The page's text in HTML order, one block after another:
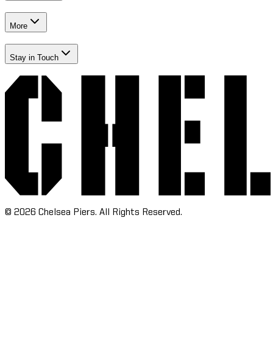
More​​​​‌ ‍ ​‍​‍‌‍ ‌ ​‍‌‍‍‌‌‍‌ ‌‍‍‌‌‍ ‍​‍​‍​ ‍‍​‍​‍‌ ​ ‌‍​‌‌‍ ‍‌‍‍‌‌ ‌​‌ ‍‌​‍ ‍‌‍‍‌‌‍ ​‍​‍​‍ ​​‍​‍‌‍‍​‌ ​‍‌‍‌‌‌‍‌‍​‍​‍​ ‍‍​‍​‍‌‍‍​‌ ‌​‌ ‌​‌ ​​‌ ​ ​ ‍‍​‍ ​‍ ‌‍​ ‌‍‍​‌‍‌‌‌‍ ​‌ ​ ‌‍‌‌‌‍​‌‌ ​​‌‍‍‌‌‍‌‌‌ ​‍‌ ​ ​‍ ‍‌ ​ ‌‍​‌‌‍ ‍‌‍‍‌‌ ‌​‌ ‍‌​‍ ‍‌ ​ ‌ ‌​‌ ‌‌‌‍‌​‌‍‍‌‌‍ ​‍ ‌‍‍‌‌‍ ‍‌ ‌​‌‍‌‌‌‍ ‍‌ ‌​​‍ ‌‍‌‌‌‍‌​‌‍‍‌‌ ‌​​‍ ‌‍ ‌‌‍ ‌‍‌​‌‍‌‌​ ‌‌ ​​‌ ​‍‌‍‌‌‌ ​ ‌‍‌‌‌‍ ‍‌ ‌​‌‍​‌‌ ‌​‌‍‍‌‌‍ ‌‍ ‍​ ‍ ‌‍‍‌‌‍‌​​ ‌‌‍‌‍‌‍ ‌‍ ‌ ‌​‌‍‌‌‌ ​‍​ ‍ ‌ ‌​‌ ‍‌‌ ​​‌‍‌‌​ ‌‌‍‌‍‌‍ ‌‍ ‌ ‌​‌‍‌‌‌ ​‍​ ‍ ‌ ​​‌‍​‌‌ ‌​‌‍‍​​ ‌‌‍​ ‌‍ ‌‍ ​‌ ‌‌‌‍ ‌‌‍ ‍‌ ​ ​‍‌‌​ ‌‌‌​​‍‌‌ ‌‍‍ ‌‍‌‌‌ ‍‌​‍‌‌​ ​ ‌​‌​​‍‌‌​ ​ ‌​‌​​‍‌‌​ ​‍​ ​‍​ ‌‌​ ​ ​ ‌‌​ ‍‌‌‍​ ​ ​‍‌‍‌​​ ‍​‌‍​‌​ ‍​​ ​ ​ ​ ​‍‌‌​ ​‍​ ​‍​‍‌‌​ ‌‌‌​‌​​‍ ‍‌ ‌​‌‍‍‌‌ ‌​‌‍ ​‌‍‌‌​ ‌‍​‍‌‍​‌‌ ​ ‌‍‌‌‌‌‌‌‌ ​‍‌‍ ​​ ‌‌‍‍​‌ ‌​‌ ‌​‌ ​​‌ ​ ​‍‌‌​ ​ ‌​​‌​‍‌‌​ ​‍‌​‌‍​‍‌‌​ ​‍‌​‌‍‌‍​ ‌‍‍​‌‍‌‌‌‍ ​‌ ​ ‌‍‌‌‌‍​‌‌ ​​‌‍‍‌‌‍‌‌‌ ​‍‌ ​ ​‍ ‍‌ ​ ‌‍​‌‌‍ ‍‌‍‍‌‌ ‌​‌ ‍‌​‍ ‍‌ ​ ‌ ‌​‌ ‌‌‌‍‌​‌‍‍‌‌‍ ​‍‌‍‌‍‍‌‌‍‌​​ ‌‌‍‌‍‌‍ ‌‍ ‌ ‌​‌‍‌‌‌ ​‍​‍‌‍‌ ‌​‌ ‍‌‌ ​​‌‍‌‌​ ‌‌‍‌‍‌‍ ‌‍ ‌ ‌​‌‍‌‌‌ ​‍​‍‌‍‌ ​​‌‍​‌‌ ‌​‌‍‍​​ ‌‌‍​ ‌‍ ‌‍ ​‌ ‌‌‌‍ ‌‌‍ ‍‌ ​ ​‍‌‌​ ‌‌‌​​‍‌‌ ‌‍‍ ‌‍‌‌‌ ‍‌​‍‌‌​ ​ ‌​‌​​‍‌‌​ ​ ‌​‌​​‍‌‌​ ​‍​ ​‍​ ‌‌​ ​ ​ ‌‌​ ‍‌‌‍​ ​ ​‍‌‍‌​​ ‍​‌‍​‌​ ‍​​ ​ ​ ​ ​‍‌‌​ ​‍​ ​‍​‍‌‌​ ‌‌‌​‌​​‍ ‍‌ ‌​‌‍‍‌‌ ‌​‌‍ ​‌‍‌‌​‍‌‍‌ ​​‌‍‌‌‌ ​‍‌ ​ ‌ ​​‌‍‌‌‌‍​ ‌ ‌​‌‍‍‌‌ ‌‍‌‍‌‌​ ‌‌ ​​‌ ‌‌‌‍​‍‌‍ ​‌‍‍‌‌ ​ ‌‍‍​‌‍‌‌‌‍‌​​‍​‍‌ ‌
Stay in Touch​​​​‌ ‍ ​‍​‍‌‍ ‌ ​‍‌‍‍‌‌‍‌ ‌‍‍‌‌‍ ‍​‍​‍​ ‍‍​‍​‍‌ ​ ‌‍​‌‌‍ ‍‌‍‍‌‌ ‌​‌ ‍‌​‍ ‍‌‍‍‌‌‍ ​‍​‍​‍ ​​‍​‍‌‍‍​‌ ​‍‌‍‌‌‌‍‌‍​‍​‍​ ‍‍​‍​‍‌‍‍​‌ ‌​‌ ‌​‌ ​​‌ ​ ​ ‍‍​‍ ​‍ ‌‍​ ‌‍‍​‌‍‌‌‌‍ ​‌ ​ ‌‍‌‌‌‍​‌‌ ​​‌‍‍‌‌‍‌‌‌ ​‍‌ ​ ​‍ ‍‌ ​ ‌‍​‌‌‍ ‍‌‍‍‌‌ ‌​‌ ‍‌​‍ ‍‌ ​ ‌ ‌​‌ ‌‌‌‍‌​‌‍‍‌‌‍ ​‍ ‌‍‍‌‌‍ ‍‌ ‌​‌‍‌‌‌‍ ‍‌ ‌​​‍ ‌‍‌‌‌‍‌​‌‍‍‌‌ ‌​​‍ ‌‍ ‌‌‍ ‌‍‌​‌‍‌‌​ ‌‌ ​​‌ ​‍‌‍‌‌‌ ​ ‌‍‌‌‌‍ ‍‌ ‌​‌‍​‌‌ ‌​‌‍‍‌‌‍ ‌‍ ‍​ ‍ ‌‍‍‌‌‍‌​​ ‌‌‍‌‍‌‍ ‌‍ ‌ ‌​‌‍‌‌‌ ​‍​ ‍ ‌ ‌​‌ ‍‌‌ ​​‌‍‌‌​ ‌‌‍‌‍‌‍ ‌‍ ‌ ‌​‌‍‌‌‌ ​‍​ ‍ ‌ ​​‌‍​‌‌ ‌​‌‍‍​​ ‌‌‍​ ‌‍ ‌‍ ​‌ ‌‌‌‍ ‌‌‍ ‍‌ ​ ​‍‌‌​ ‌‌‌​​‍‌‌ ‌‍‍ ‌‍‌‌‌ ‍‌​‍‌‌​ ​ ‌​‌​​‍‌‌​ ​ ‌​‌​​‍‌‌​ ​‍​ ​‍​ ‍​‌‍​‍‌‍‌​​ ​‌‌‍​‍‌‍‌‌‌‍‌‌‌‍‌​‌‍​‌​ ​‍‌‍‌‌‌‍​‌​‍‌‌​ ​‍​ ​‍​‍‌‌​ ‌‌‌​‌​​‍ ‍‌ ‌​‌‍‍‌‌ ‌​‌‍ ​‌‍‌‌​ ‌‍​‍‌‍​‌‌ ​ ‌‍‌‌‌‌‌‌‌ ​‍‌‍ ​​ ‌‌‍‍​‌ ‌​‌ ‌​‌ ​​‌ ​ ​‍‌‌​ ​ ‌​​‌​‍‌‌​ ​‍‌​‌‍​‍‌‌​ ​‍‌​‌‍‌‍​ ‌‍‍​‌‍‌‌‌‍ ​‌ ​ ‌‍‌‌‌‍​‌‌ ​​‌‍‍‌‌‍‌‌‌ ​‍‌ ​ ​‍ ‍‌ ​ ‌‍​‌‌‍ ‍‌‍‍‌‌ ‌​‌ ‍‌​‍ ‍‌ ​ ‌ ‌​‌ ‌‌‌‍‌​‌‍‍‌‌‍ ​‍‌‍‌‍‍‌‌‍‌​​ ‌‌‍‌‍‌‍ ‌‍ ‌ ‌​‌‍‌‌‌ ​‍​‍‌‍‌ ‌​‌ ‍‌‌ ​​‌‍‌‌​ ‌‌‍‌‍‌‍ ‌‍ ‌ ‌​‌‍‌‌‌ ​‍​‍‌‍‌ ​​‌‍​‌‌ ‌​‌‍‍​​ ‌‌‍​ ‌‍ ‌‍ ​‌ ‌‌‌‍ ‌‌‍ ‍‌ ​ ​‍‌‌​ ‌‌‌​​‍‌‌ ‌‍‍ ‌‍‌‌‌ ‍‌​‍‌‌​ ​ ‌​‌​​‍‌‌​ ​ ‌​‌​​‍‌‌​ ​‍​ ​‍​ ‍​‌‍​‍‌‍‌​​ ​‌‌‍​‍‌‍‌‌‌‍‌‌‌‍‌​‌‍​‌​ ​‍‌‍‌‌‌‍​‌​‍‌‌​ ​‍​ ​‍​‍‌‌​ ‌‌‌​‌​​‍ ‍‌ ‌​‌‍‍‌‌ ‌​‌‍ ​‌‍‌‌​‍‌‍‌ ​​‌‍‌‌‌ ​‍‌ ​ ‌ ​​‌‍‌‌‌‍​ ‌ ‌​‌‍‍‌‌ ‌‍‌‍‌‌​ ‌‌ ​​‌ ‌‌‌‍​‍‌‍ ​‌‍‍‌‌ ​ ‌‍‍​‌‍‌‌‌‍‌​​‍​‍‌ ‌
© 2026 Chelsea Piers. All Rights Reserved.​​​​‌ ‍ ​‍​‍‌‍ ‌ ​‍‌‍‍‌‌‍‌ ‌‍‍‌‌‍ ‍​‍​‍​ ‍‍​‍​‍‌ ​ ‌‍​‌‌‍ ‍‌‍‍‌‌ ‌​‌ ‍‌​‍ ‍‌‍‍‌‌‍ ​‍​‍​‍ ​​‍​‍‌‍‍​‌ ​‍‌‍‌‌‌‍‌‍​‍​‍​ ‍‍​‍​‍‌‍‍​‌ ‌​‌ ‌​‌ ​​‌ ​ ​ ‍‍​‍ ​‍ ‌‍​ ‌‍‍​‌‍‌‌‌‍ ​‌ ​ ‌‍‌‌‌‍​‌‌ ​​‌‍‍‌‌‍‌‌‌ ​‍‌ ​ ​‍ ‍‌ ​ ‌‍​‌‌‍ ‍‌‍‍‌‌ ‌​‌ ‍‌​‍ ‍‌ ​ ‌ ‌​‌ ‌‌‌‍‌​‌‍‍‌‌‍ ​‍ ‌‍‍‌‌‍ ‍‌ ‌​‌‍‌‌‌‍ ‍‌ ‌​​‍ ‌‍‌‌‌‍‌​‌‍‍‌‌ ‌​​‍ ‌‍ ‌‌‍ ‌‍‌​‌‍‌‌​ ‌‌ ​​‌ ​‍‌‍‌‌‌ ​ ‌‍‌‌‌‍ ‍‌ ‌​‌‍​‌‌ ‌​‌‍‍‌‌‍ ‌‍ ‍​ ‍ ‌‍‍‌‌‍‌​​ ‌‌‍‌‍‌‍ ‌‍ ‌ ‌​‌‍‌‌‌ ​‍​ ‍ ‌ ‌​‌ ‍‌‌ ​​‌‍‌‌​ ‌‌‍‌‍‌‍ ‌‍ ‌ ‌​‌‍‌‌‌ ​‍​ ‍ ‌ ​​‌‍​‌‌ ‌​‌‍‍​​ ‌‌ ​ ‌ ‌‌‌‍​‍‌ ‌​‌‍‍‌‌ ‌​‌‍ ​‌‍‌‌​ ‌‍​‍‌‍​‌‌ ​ ‌‍‌‌‌‌‌‌‌ ​‍‌‍ ​​ ‌‌‍‍​‌ ‌​‌ ‌​‌ ​​‌ ​ ​‍‌‌​ ​ ‌​​‌​‍‌‌​ ​‍‌​‌‍​‍‌‌​ ​‍‌​‌‍‌‍​ ‌‍‍​‌‍‌‌‌‍ ​‌ ​ ‌‍‌‌‌‍​‌‌ ​​‌‍‍‌‌‍‌‌‌ ​‍‌ ​ ​‍ ‍‌ ​ ‌‍​‌‌‍ ‍‌‍‍‌‌ ‌​‌ ‍‌​‍ ‍‌ ​ ‌ ‌​‌ ‌‌‌‍‌​‌‍‍‌‌‍ ​‍‌‍‌‍‍‌‌‍‌​​ ‌‌‍‌‍‌‍ ‌‍ ‌ ‌​‌‍‌‌‌ ​‍​‍‌‍‌ ‌​‌ ‍‌‌ ​​‌‍‌‌​ ‌‌‍‌‍‌‍ ‌‍ ‌ ‌​‌‍‌‌‌ ​‍​‍‌‍‌ ​​‌‍​‌‌ ‌​‌‍‍​​ ‌‌ ​ ‌ ‌‌‌‍​‍‌ ‌​‌‍‍‌‌ ‌​‌‍ ​‌‍‌‌​‍‌‍‌ ​​‌‍‌‌‌ ​‍‌ ​ ‌ ​​‌‍‌‌‌‍​ ‌ ‌​‌‍‍‌‌ ‌‍‌‍‌‌​ ‌‌ ​​‌ ‌‌‌‍​‍‌‍ ​‌‍‍‌‌ ​ ‌‍‍​‌‍‌‌‌‍‌​​‍​‍‌ ‌